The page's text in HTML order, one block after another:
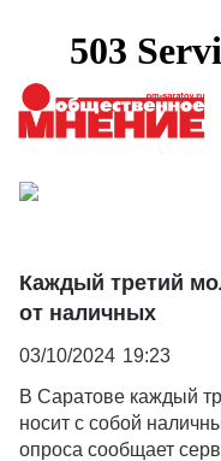
Каждый третий
от наличных
03/10/2024 19:23
В Саратове каждый
носит с собой
опроса сообщает